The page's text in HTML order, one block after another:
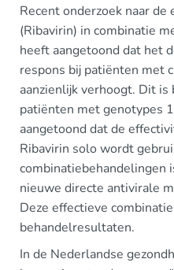
Recent onderzoek naar
(Ribavirin) in combinatie
heeft aangetoond dat het
respons bij patiënten met
aanzienlijk verhoogt. Dit
patiënten met genotypes
aangetoond dat de
Ribavirin solo wordt
combinatiebehandelingen
nieuwe directe antivirale
Deze effectieve
behandelresultaten.
In de Nederlandse